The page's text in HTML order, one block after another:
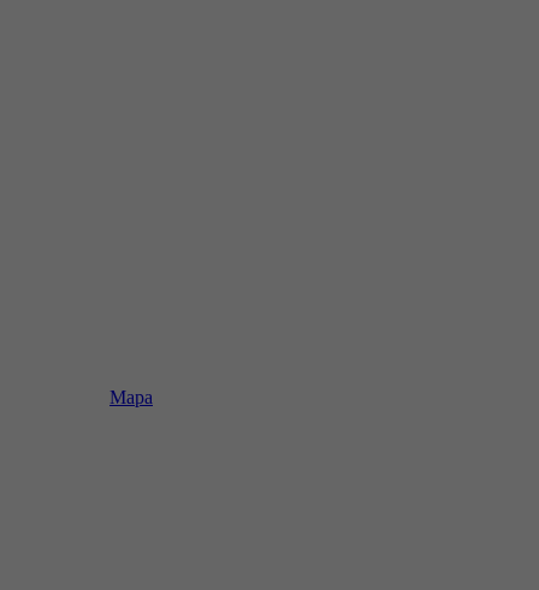
Mapa